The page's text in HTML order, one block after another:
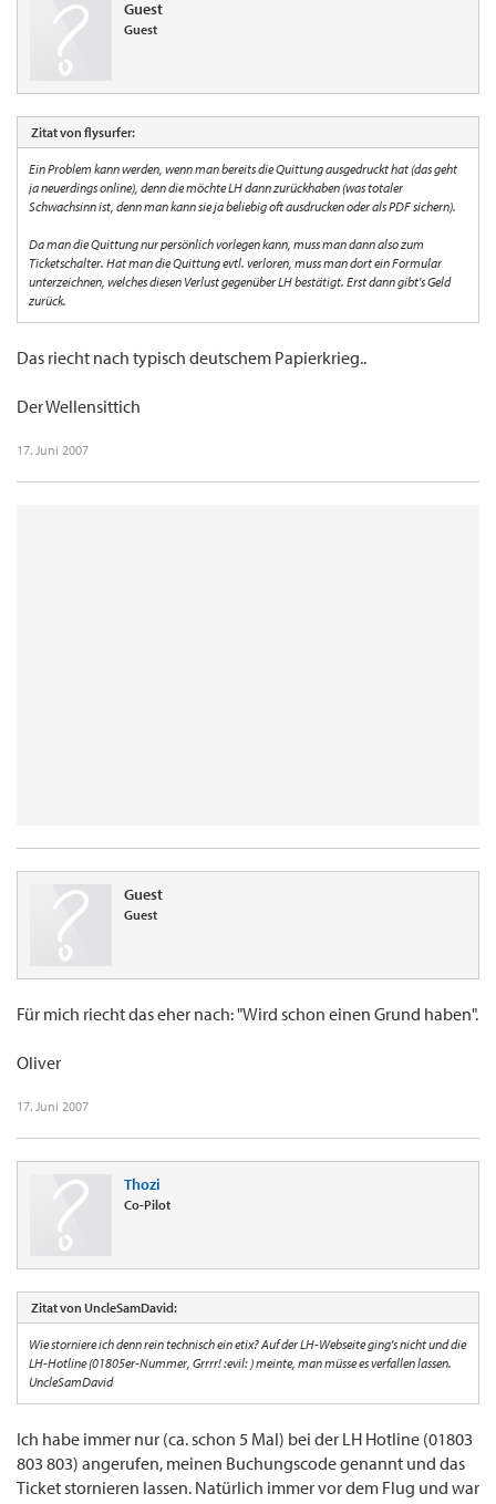
Guest
Guest
Zitat von flysurfer:
Ein Problem kann werden, wenn man bereits die Quittung ausgedruckt hat (das geht
ja neuerdings online), denn die möchte LH dann zurückhaben (was totaler
Schwachsinn ist, denn man kann sie ja beliebig oft ausdrucken oder als PDF sichern).
Da man die Quittung nur persönlich vorlegen kann, muss man dann also zum
Ticketschalter. Hat man die Quittung evtl. verloren, muss man dort ein Formular
unterzeichnen, welches diesen Verlust gegenüber LH bestätigt. Erst dann gibt's Geld
zurück.
Das riecht nach typisch deutschem Papierkrieg..
Der Wellensittich
17. Juni 2007
Guest
Guest
Für mich riecht das eher nach: "Wird schon einen Grund haben".
Oliver
17. Juni 2007
Thozi
Co-Pilot
Zitat von UncleSamDavid:
Wie storniere ich denn rein technisch ein etix? Auf der LH-Webseite ging's nicht und die
LH-Hotline (01805er-Nummer, Grrrr! :evil: ) meinte, man müsse es verfallen lassen.
UncleSamDavid
Ich habe immer nur (ca. schon 5 Mal) bei der LH Hotline (01803
803 803) angerufen, meinen Buchungscode genannt und das
Ticket stornieren lassen. Natürlich immer vor dem Flug und war